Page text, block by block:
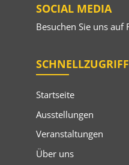
SOCIAL MEDIA
Besuchen Sie uns auf
SCHNELLZUGRIFF
Startseite
Ausstellungen
Veranstaltungen
Über uns